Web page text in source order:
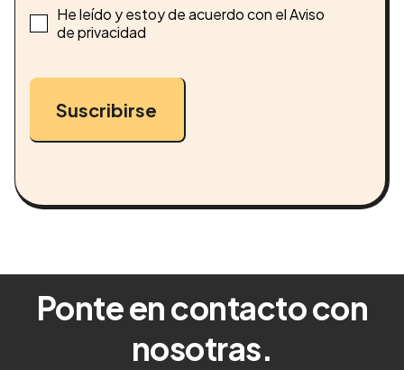
He leído y estoy de acuerdo con el Aviso
de privacidad
Suscribirse
Ponte en contacto con
nosotras.